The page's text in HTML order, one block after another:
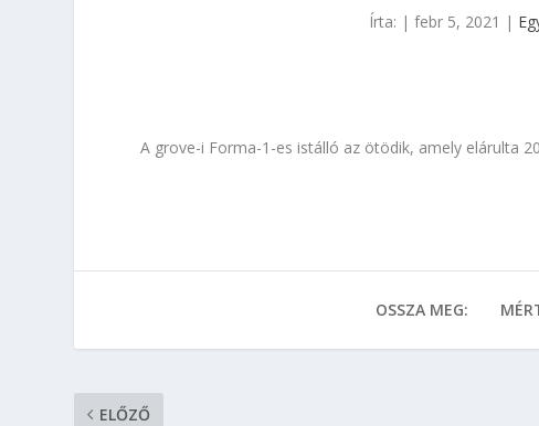
Írta: |febr 5, 2021 |
A grove-i Forma-1-es istálló az ötödik, amely elárulta
OSSZA MEG:
ELŐZŐ